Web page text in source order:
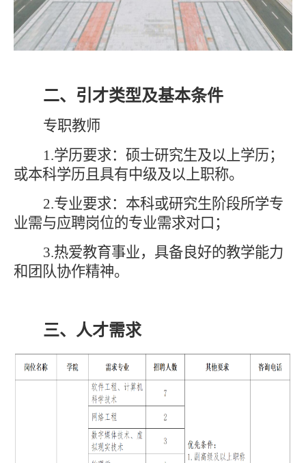
二、 引才类型及基本条件
专职教师
1.学历要求：硕士研究生及以上学历；
或本科学历且具有中级及以上职称。
2.专业要求：本科或研究生阶段所学专
业需与应聘岗位的专业需求对口 ；
3.热爱教育事业，具备良好的教学能力
和团队协作精神。
三、 人才需求